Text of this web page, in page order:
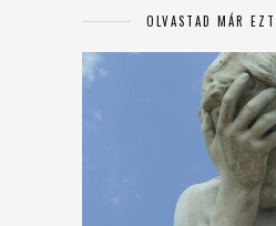
OLVASTAD MÁR